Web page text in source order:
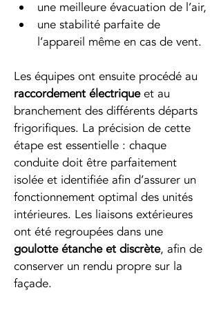
une meilleure évacuation de l’air,
une stabilité parfaite de
l’appareil même en cas de vent.
Les équipes ont ensuite procédé au
raccordement électrique et au
branchement des différents départs
frigorifiques. La précision de cette
étape est essentielle : chaque
conduite doit être parfaitement
isolée et identifiée afin d’assurer un
fonctionnement optimal des unités
intérieures. Les liaisons extérieures
ont été regroupées dans une
goulotte étanche et discrète, afin de
conserver un rendu propre sur la
façade.